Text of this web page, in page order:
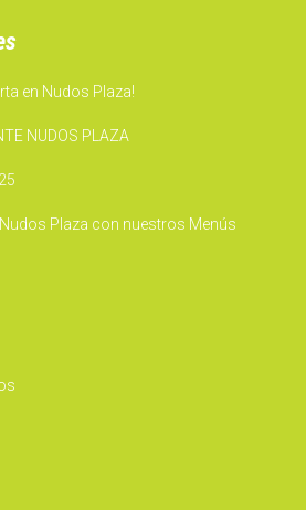
en Nudos Plaza!
NUDOS PLAZA
Nudos Plaza con nuestros Menús